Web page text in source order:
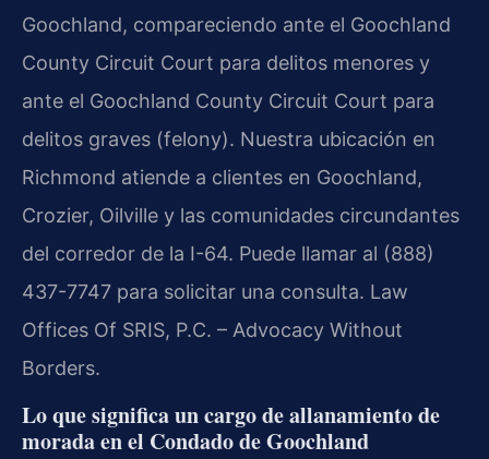
Goochland, compareciendo ante el Goochland
County Circuit Court para delitos menores y
ante el Goochland County Circuit Court para
delitos graves (felony). Nuestra ubicación en
Richmond atiende a clientes en Goochland,
Crozier, Oilville y las comunidades circundantes
del corredor de la I-64. Puede llamar al (888)
437-7747 para solicitar una consulta. Law
Offices Of SRIS, P.C. – Advocacy Without
Borders.
Lo que significa un cargo de allanamiento de
morada en el Condado de Goochland